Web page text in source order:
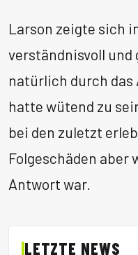
Larson zeigte sich
verständnisvoll und
natürlich durch das
hatte wütend zu
bei den zuletzt
Folgeschäden aber
Antwort war.
LETZTE NEWS